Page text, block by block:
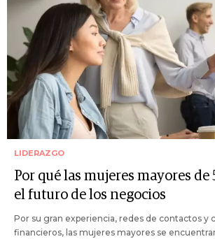
LIDERAZGO
Por qué las mujeres mayores de
el futuro de los negocios
Por su gran experiencia, redes de contactos y
financieros, las mujeres mayores se